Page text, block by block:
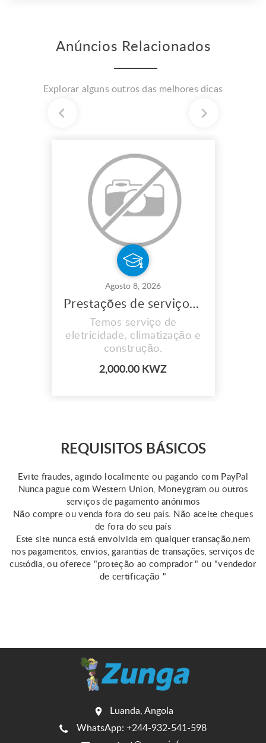
Anúncios Relacionados
Explorar alguns outros das melhores dicas
Agosto 8, 2026
Prestações de serviços de eletricidade
Temos serviço de
eletricidade, climatização e
construção.
2,000.00 KWZ
REQUISITOS BÁSICOS
Evite fraudes, agindo localmente ou pagando com PayPal
Nunca pague com Western Union, Moneygram ou outros
serviços de pagamento anónimos
Não compre ou venda fora do seu país. Não aceite cheques
de fora do seu país
Este site nunca está envolvida em qualquer transação,nem
nos pagamentos, envios, garantias de transações, serviços de
custódia, ou oferece "proteção ao comprador " ou "vendedor
de certificação "
Luanda, Angola
WhatsApp: +244-932-541-598